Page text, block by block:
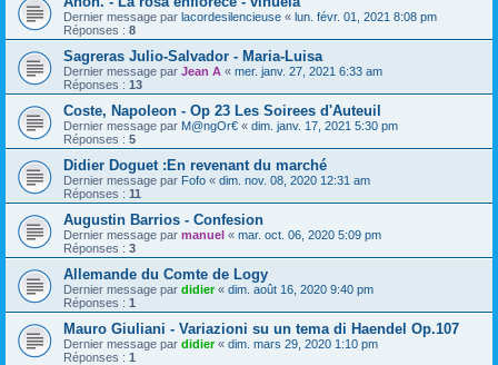
Dernier message par lacordesilencieuse « lun. févr. 01, 2021 8:08 pm
Réponses : 8
Sagreras Julio-Salvador - Maria-Luisa
Dernier message par Jean A « mer. janv. 27, 2021 6:33 am
Réponses : 13
Coste, Napoleon - Op 23 Les Soirees d'Auteuil
Dernier message par M@ngOr€ « dim. janv. 17, 2021 5:30 pm
Réponses : 5
Didier Doguet :En revenant du marché
Dernier message par Fofo « dim. nov. 08, 2020 12:31 am
Réponses : 11
Augustin Barrios - Confesion
Dernier message par manuel « mar. oct. 06, 2020 5:09 pm
Réponses : 3
Allemande du Comte de Logy
Dernier message par didier« dim. août 16, 2020 9:40 pm
Réponses : 1
Mauro Giuliani - Variazioni su un tema di Haendel Op.107
Dernier message par didier« dim. mars 29, 2020 1:10 pm
Réponses : 1